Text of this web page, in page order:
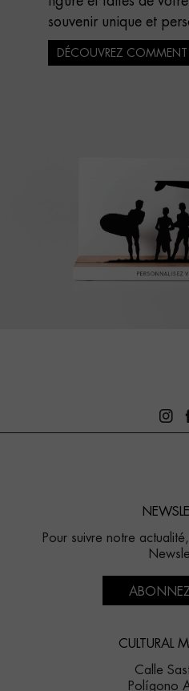
souvenir unique et
DÉCOUVREZ COMMENT
Pour suivre notre
CULTURAL
Calle
Polígono